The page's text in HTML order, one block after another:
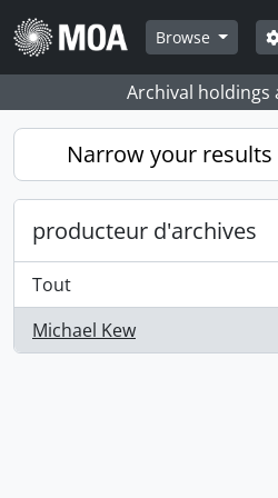
Skip to main content
Browse
Archival
Narrow your results
producteur d'archives
Tout
Michael Kew
, 2 résultats